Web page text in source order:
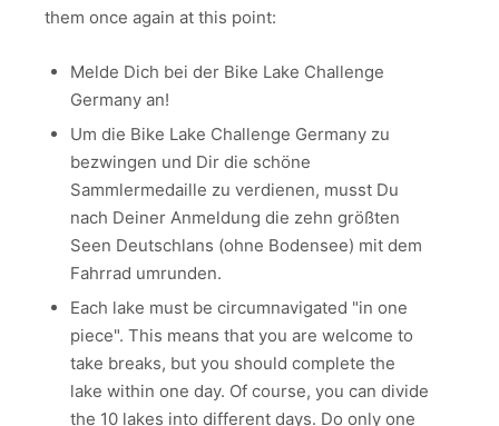
them once again at this point:
Melde Dich bei der Bike Lake Challenge
Germany an!
Um die Bike Lake Challenge Germany zu
bezwingen und Dir die schöne
Sammlermedaille zu verdienen, musst Du
nach Deiner Anmeldung die zehn größten
Seen Deutschlans (ohne Bodensee) mit dem
Fahrrad umrunden.
Each lake must be circumnavigated "in one
piece". This means that you are welcome to
take breaks, but you should complete the
lake within one day. Of course, you can divide
the 10 lakes into different days. Do only one